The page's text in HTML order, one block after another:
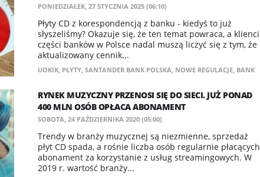
PONIEDZIAŁEK, 27 STYCZNIA 2025 (06:10)
Płyty CD z korespondencją z banku - kiedyś to już
słyszeliśmy? Okazuje się, że ten temat powraca, a klienci
części banków w Polsce nadal muszą liczyć się z tym, że
aktualizowany cennik...
UOKIK, PŁYTY, SANTANDER BANK POLSKA, NOWE REGULACJE, BANK
RYNEK MUZYCZNY PRZENOSI SIĘ DO SIECI. JUŻ PONAD
400 MLN OSÓB OPŁACA ABONAMENT
SOBOTA, 24 PAŹDZIERNIKA 2020 (05:00)
Trendy w branży muzycznej są niezmienne, sprzedaż
płyt CD spada, a rośnie liczba osób regularnie płacących
abonament za korzystanie z usług streamingowych. W
2019 r. wartość branży...